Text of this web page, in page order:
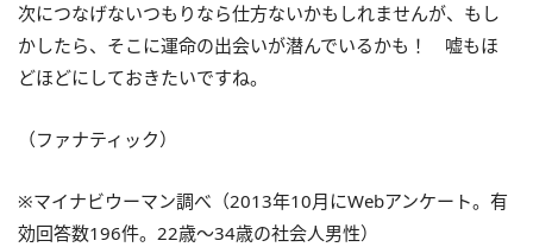
次につなげないつもりなら仕方ないかもしれませんが、もし
かしたら、そこに運命の出会いが潜んでいるかも！ 嘘もほ
どほどにしておきたいですね。
（ファナティック）
※マイナビウーマン調べ（2013年10月にWebアンケート。有
効回答数196件。22歳～34歳の社会人男性）